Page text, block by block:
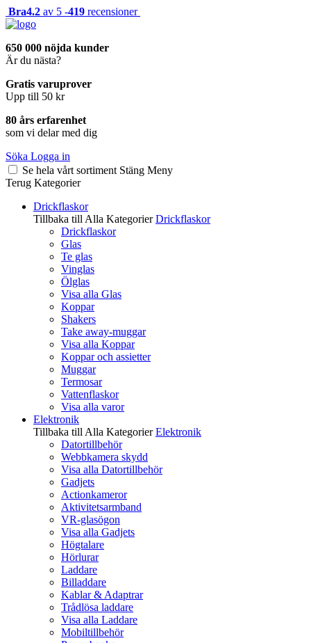
Bra4.2 av 5 -419 recensioner
650 000 nöjda kunder
Är du nästa?
Gratis varuprover
Upp till 50 kr
80 års erfarenhet
som vi delar med dig
Söka Logga in
Se hela vårt sortiment Stäng Meny
Terug Kategorier
Drickflaskor
Tillbaka till Alla Kategorier Drickflaskor
Drickflaskor
Glas
Te glas
Vinglas
Ölglas
Visa alla Glas
Koppar
Shakers
Take away-muggar
Visa alla Koppar
Koppar och assietter
Muggar
Termosar
Vattenflaskor
Visa alla varor
Elektronik
Tillbaka till Alla Kategorier Elektronik
Datortillbehör
Webbkamera skydd
Visa alla Datortillbehör
Gadjets
Actionkameror
Aktivitetsarmband
VR-glasögon
Visa alla Gadjets
Högtalare
Hörlurar
Laddare
Billaddare
Kablar & Adaptrar
Trådlösa laddare
Visa alla Laddare
Mobiltillbehör